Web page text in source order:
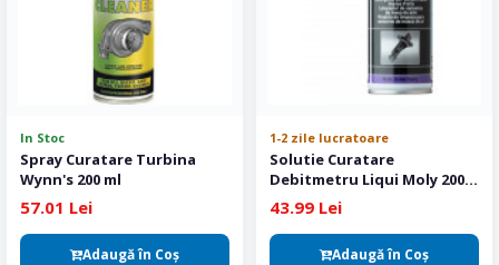
In Stoc
Spray Curatare Turbina
Wynn's 200 ml
57.01 Lei
Adaugă în Coş
1-2 zile lucratoare
Solutie Curatare
Debitmetru Liqui Moly 200
ml
43.99 Lei
Adaugă în Coş